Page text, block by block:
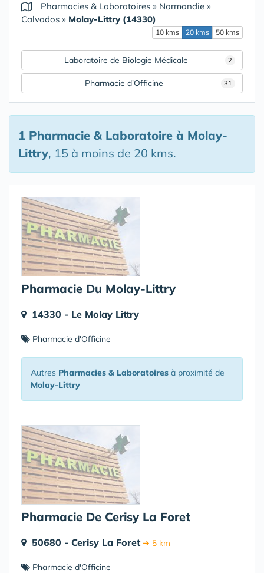
Pharmacies & Laboratoires » Normandie »
Calvados » Molay-Littry (14330)
10 kms 20 kms 50 kms
2
Laboratoire de Biologie Médicale
31
Pharmacie d'Officine
1 Pharmacie & Laboratoire à Molay-
Littry, 15 à moins de 20 kms.
Pharmacie Du Molay-Littry
14330 - Le Molay Littry
Pharmacie d'Officine
Autres Pharmacies & Laboratoires à proximité de
Molay-Littry
Pharmacie De Cerisy La Foret
50680 - Cerisy La Foret ➔ 5 km
Pharmacie d'Officine